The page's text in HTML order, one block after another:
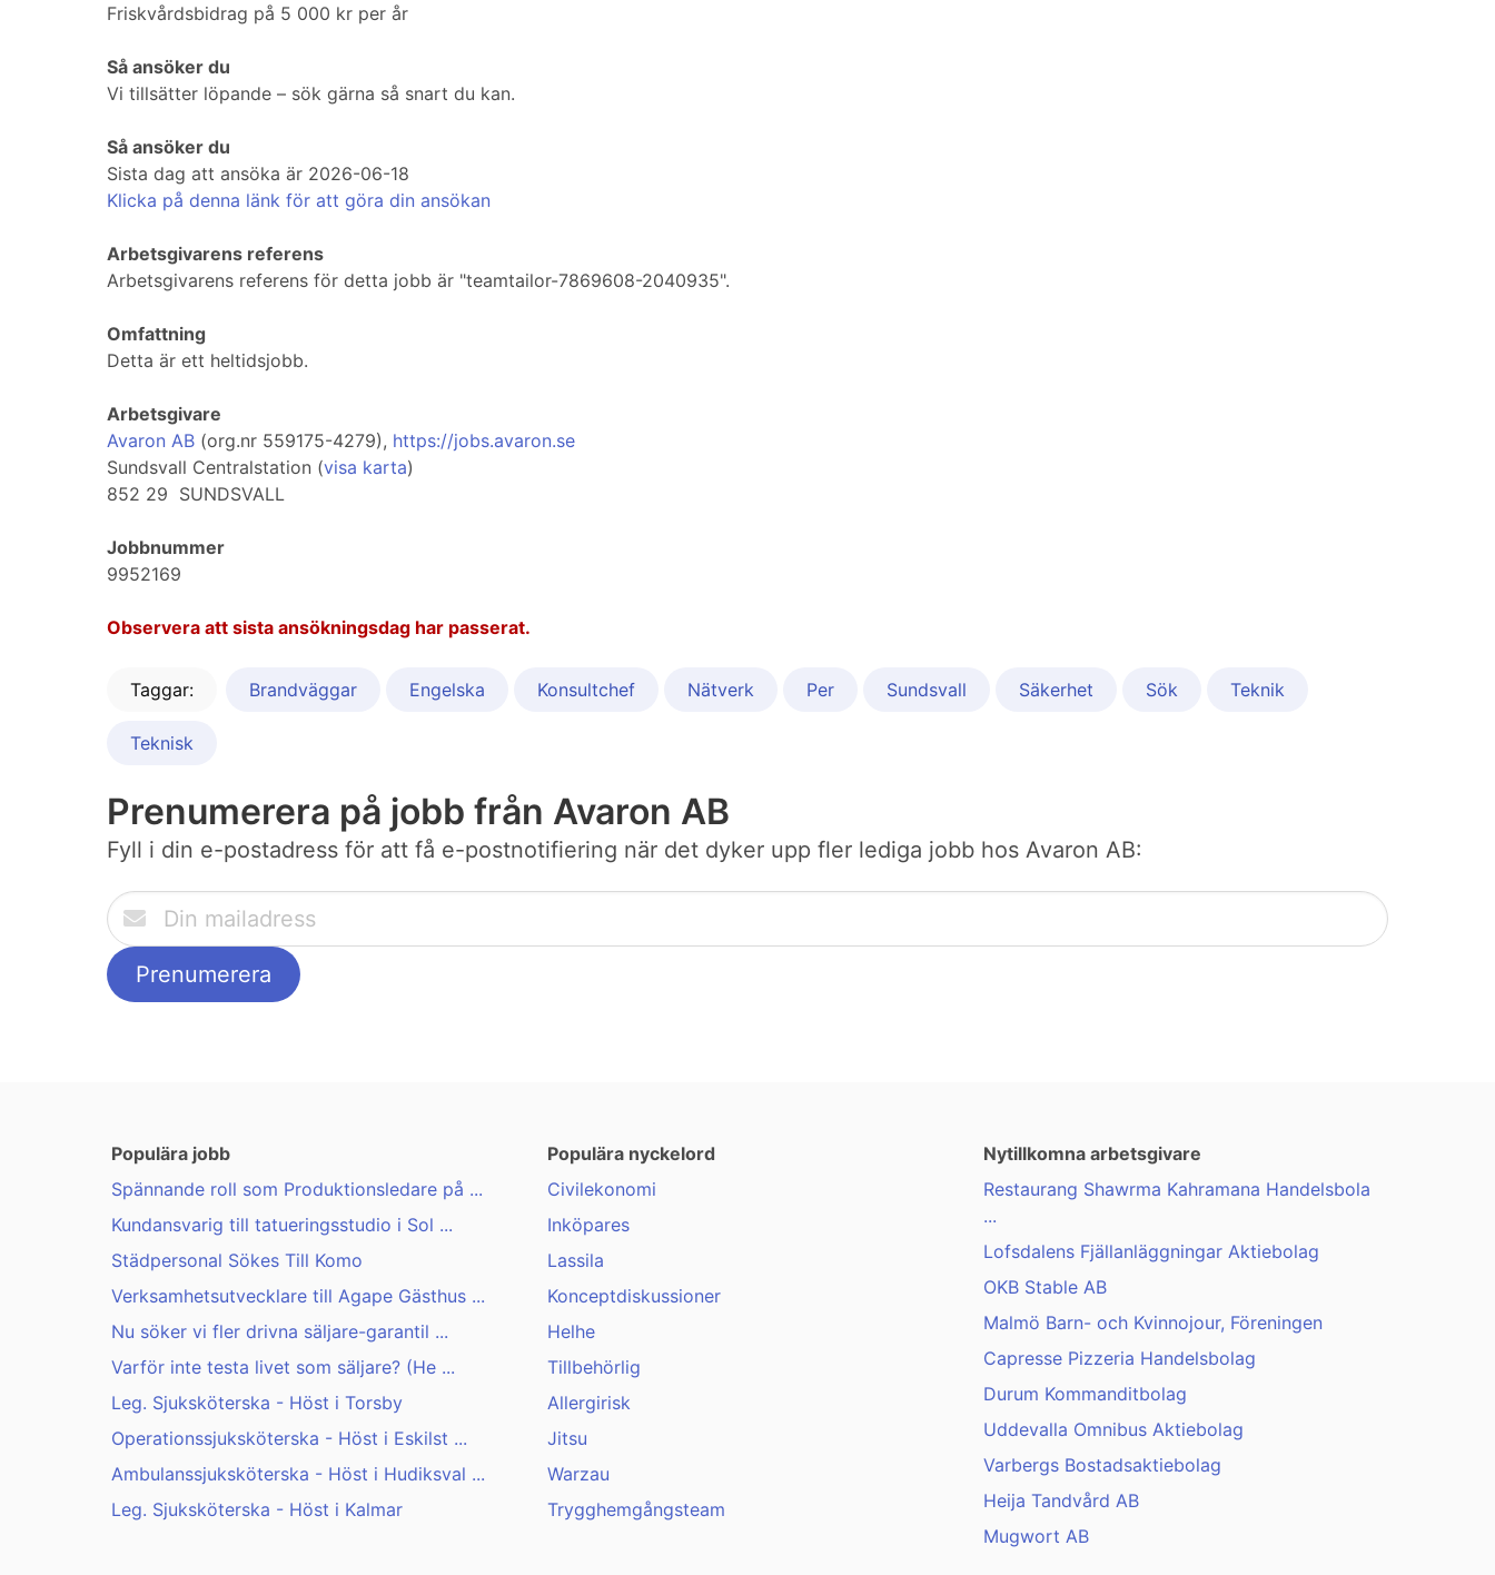
Friskvårdsbidrag på 5 000 kr per år
Så ansöker du
Vi tillsätter löpande – sök gärna så snart du kan.
Så ansöker du
Sista dag att ansöka är 2026-06-18
Klicka på denna länk för att göra din ansökan
Arbetsgivarens referens
Arbetsgivarens referens för detta jobb är "teamtailor-7869608-2040935".
Omfattning
Detta är ett heltidsjobb.
Arbetsgivare
Avaron AB (org.nr 559175-4279), https://jobs.avaron.se
Sundsvall Centralstation (visa karta)
852 29 SUNDSVALL
Jobbnummer
9952169
Observera att sista ansökningsdag har passerat.
Taggar: Brandväggar Engelska Konsultchef Nätverk Per Sundsvall Säkerhet Sök Teknik
Teknisk
Prenumerera på jobb från Avaron AB
Fyll i din e-postadress för att få e-postnotifiering när det dyker upp fler lediga jobb hos Avaron AB:
Populära jobb
Spännande roll som Produktionsledare på ...
Kundansvarig till tatueringsstudio i Sol ...
Städpersonal Sökes Till Komo
Verksamhetsutvecklare till Agape Gästhus ...
Nu söker vi fler drivna säljare-garantil ...
Varför inte testa livet som säljare? (He ...
Leg. Sjuksköterska - Höst i Torsby
Operationssjuksköterska - Höst i Eskilst ...
Ambulanssjuksköterska - Höst i Hudiksval ...
Leg. Sjuksköterska - Höst i Kalmar
Populära nyckelord
Civilekonomi
Inköpares
Lassila
Konceptdiskussioner
Helhe
Tillbehörlig
Allergirisk
Jitsu
Warzau
Trygghemgångsteam
Nytillkomna arbetsgivare
Restaurang Shawrma Kahramana Handelsbola
...
Lofsdalens Fjällanläggningar Aktiebolag
OKB Stable AB
Malmö Barn- och Kvinnojour, Föreningen
Capresse Pizzeria Handelsbolag
Durum Kommanditbolag
Uddevalla Omnibus Aktiebolag
Varbergs Bostadsaktiebolag
Heija Tandvård AB
Mugwort AB